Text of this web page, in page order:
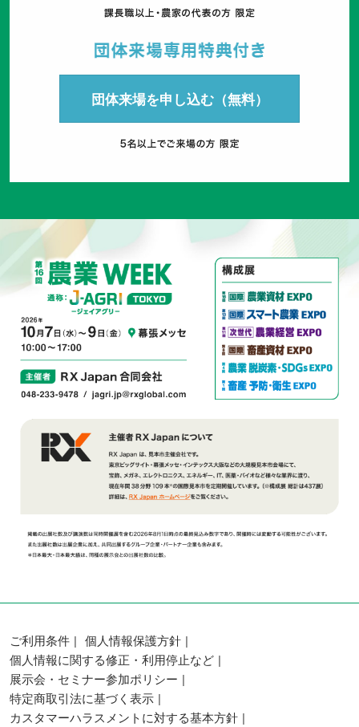
団体来場を申し込む（無料）
ご利用条件
個人情報保護方針
個人情報に関する修正・利用停止など
展示会・セミナー参加ポリシー
特定商取引法に基づく表示
カスタマーハラスメントに対する基本方針